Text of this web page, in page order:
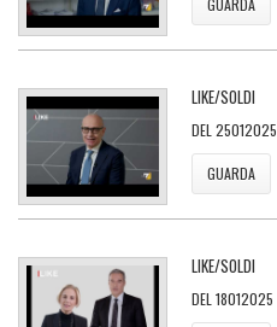
GUARDA
LIKE/SOLDI
DEL 25012025
GUARDA
LIKE/SOLDI
DEL 18012025